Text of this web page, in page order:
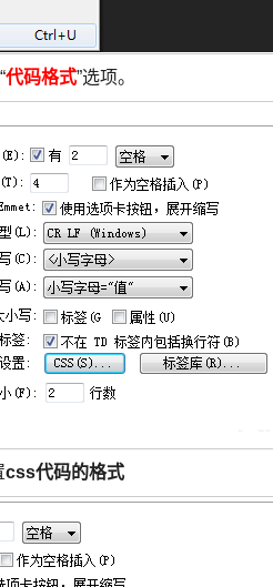
代码格式”选项。
css代码的格式